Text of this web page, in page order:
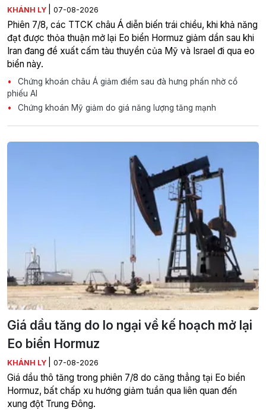
KHÁNH LY 07-08-2026
Phiên 7/8, các TTCK châu Á diễn biến trái chiều, khi khả năng
đạt được thỏa thuận mở lại Eo biển Hormuz giảm dần sau khi
Iran đang đề xuất cấm tàu thuyền của Mỹ và Israel đi qua eo
biển này.
Chứng khoán châu Á giảm điểm sau đà hưng phấn nhờ cổ
phiếu AI
Chứng khoán Mỹ giảm do giá năng lượng tăng mạnh
Giá dầu tăng do lo ngại về kế hoạch mở lại
Eo biển Hormuz
KHÁNH LY 07-08-2026
Giá dầu thô tăng trong phiên 7/8 do căng thẳng tại Eo biển
Hormuz, bất chấp xu hướng giảm tuần qua liên quan đến
xung đột Trung Đông.